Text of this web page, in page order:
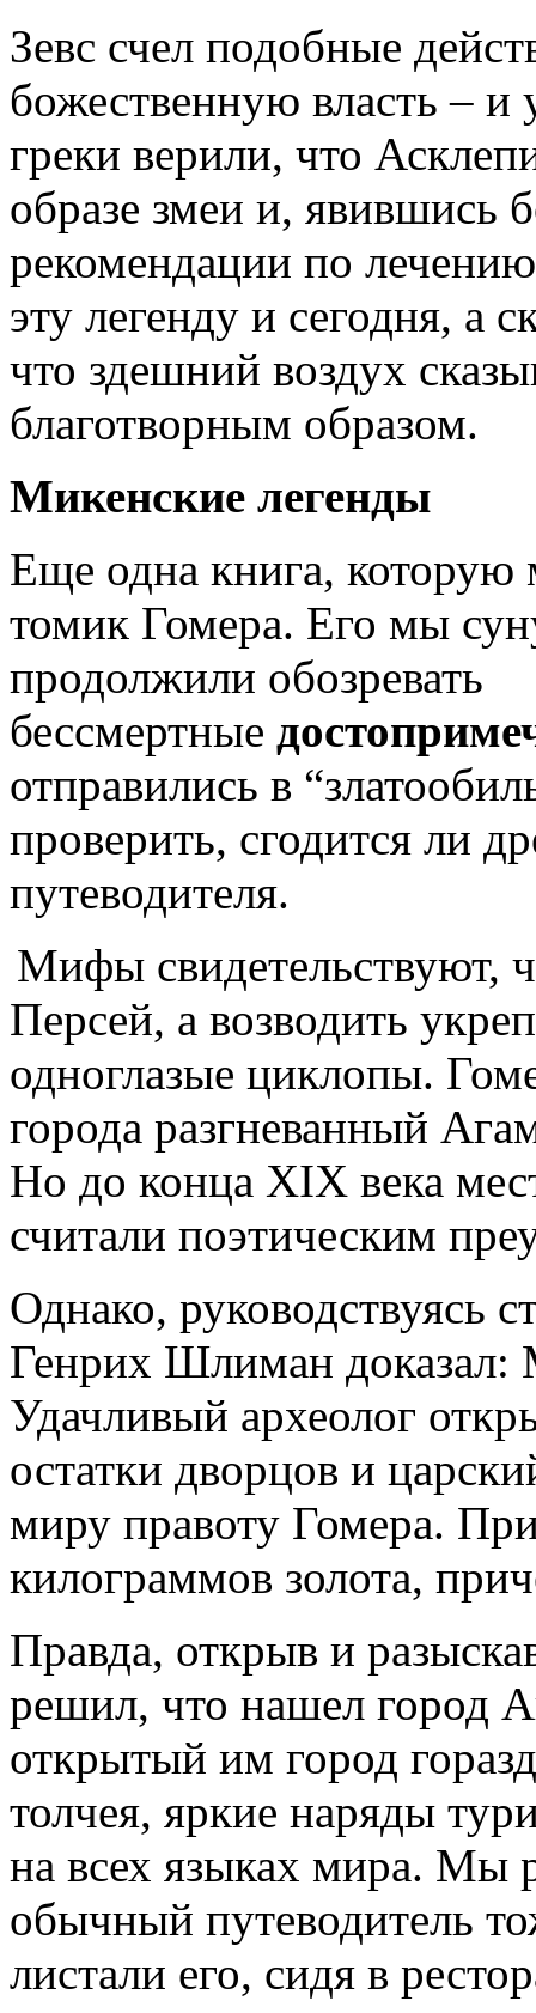
Зевс счел подобные
божественную власть –
греки верили, что
образе змеи и, явившись
рекомендации по
эту легенду и сегодня, а
что здешний воздух
благотворным образом.
Микенские легенды
Еще одна книга, которую
томик Гомера. Его мы
продолжили обозревать
бессмертные
отправились в
проверить, сгодится ли
путеводителя.
Мифы свидетельствуют,
Персей, а возводить
одноглазые циклопы.
города разгневанный
Но до конца XIX века
считали поэтическим
Однако, руководствуясь
Генрих Шлиман доказал:
Удачливый археолог
остатки дворцов и
миру правоту Гомера.
килограммов золота,
Правда, открыв и
решил, что нашел город
открытый им город
толчея, яркие наряды
на всех языках мира. Мы
обычный путеводитель
листали его, сидя в